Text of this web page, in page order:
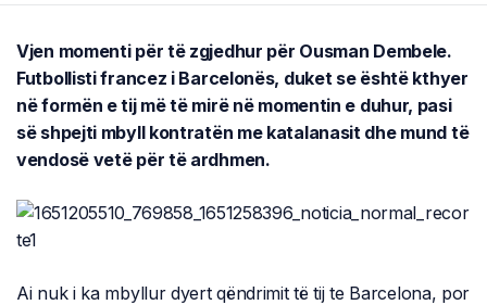
Vjen momenti për të zgjedhur për Ousman Dembele.
Futbollisti francez i Barcelonës, duket se është kthyer
në formën e tij më të mirë në momentin e duhur, pasi
së shpejti mbyll kontratën me katalanasit dhe mund të
vendosë vetë për të ardhmen.
Ai nuk i ka mbyllur dyert qëndrimit të tij te Barcelona, por